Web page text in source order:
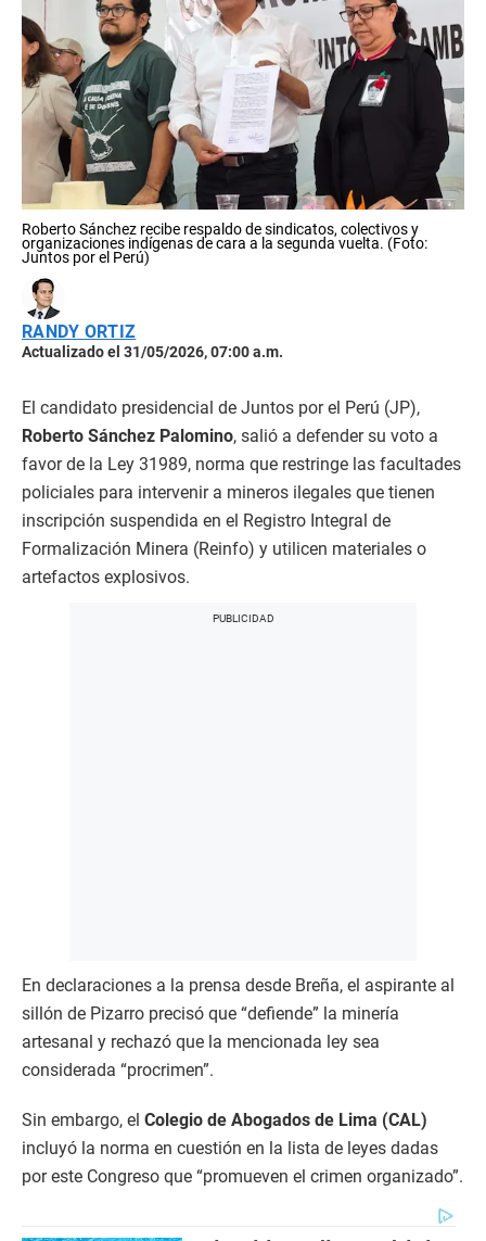
Roberto Sánchez recibe respaldo de sindicatos, colectivos y
organizaciones indígenas de cara a la segunda vuelta. (Foto:
Juntos por el Perú)
RANDY ORTIZ
Actualizado el 31/05/2026, 07:00 a.m.
El candidato presidencial de Juntos por el Perú (JP),
Roberto Sánchez Palomino, salió a defender su voto a
favor de la Ley 31989, norma que restringe las facultades
policiales para intervenir a mineros ilegales que tienen
inscripción suspendida en el Registro Integral de
Formalización Minera (Reinfo) y utilicen materiales o
artefactos explosivos.
En declaraciones a la prensa desde Breña, el aspirante al
sillón de Pizarro precisó que “defiende” la minería
artesanal y rechazó que la mencionada ley sea
considerada “procrimen”.
Sin embargo, el Colegio de Abogados de Lima (CAL)
incluyó la norma en cuestión en la lista de leyes dadas
por este Congreso que “promueven el crimen organizado”.